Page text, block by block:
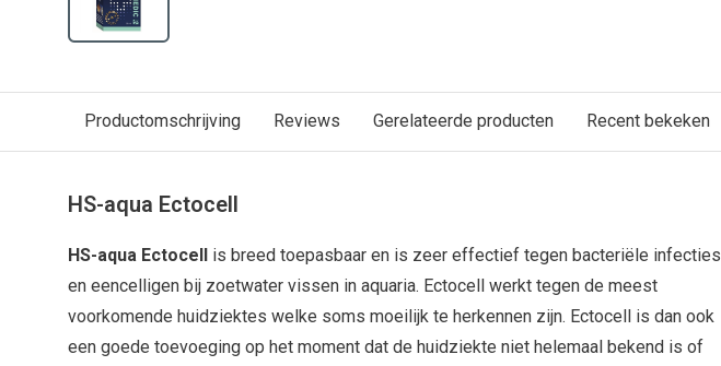
Productomschrijving Reviews Gerelateerde producten Recent bekeken
HS-aqua Ectocell
HS-aqua Ectocell is breed toepasbaar en is zeer effectief tegen bacteriële infecties
en eencelligen bij zoetwater vissen in aquaria. Ectocell werkt tegen de meest
voorkomende huidziektes welke soms moeilijk te herkennen zijn. Ectocell is dan ook
een goede toevoeging op het moment dat de huidziekte niet helemaal bekend is of